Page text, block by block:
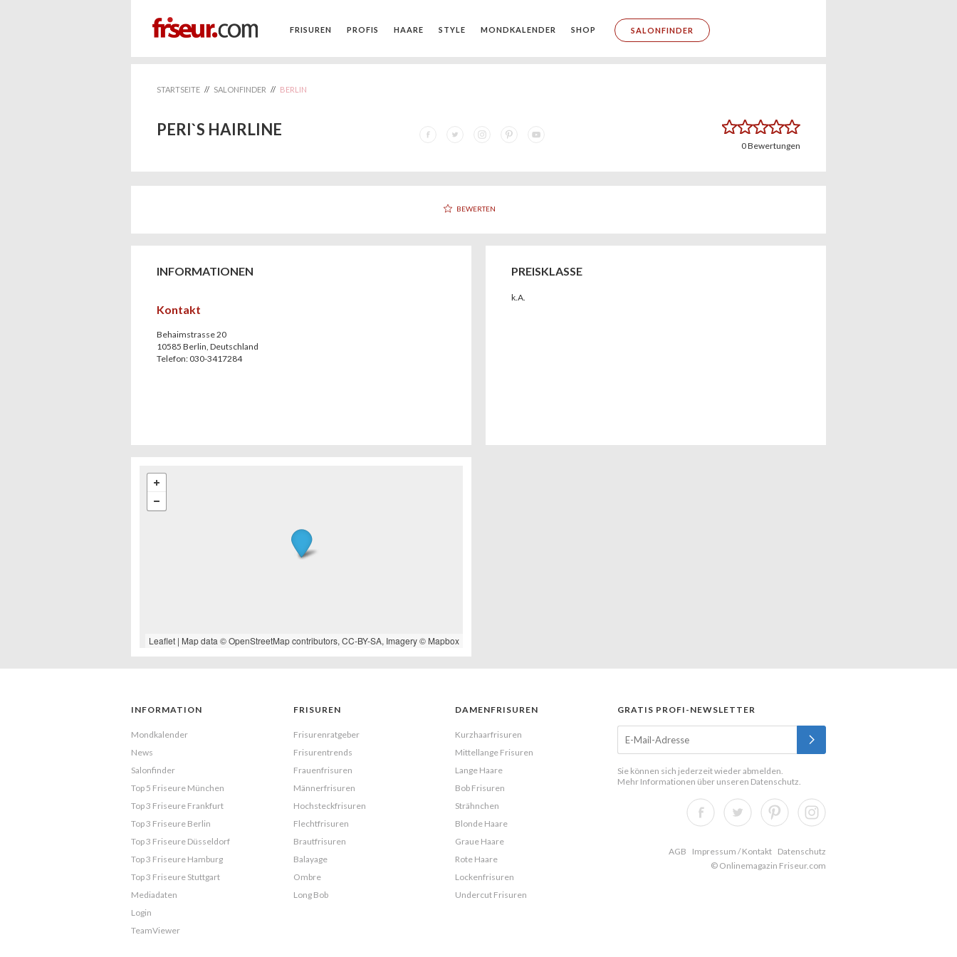
FRISUREN PROFIS HAARE STYLE MONDKALENDER SHOP SALONFINDER
STARTSEITE // SALONFINDER // BERLIN
PERI`S HAIRLINE
0Bewertungen
BEWERTEN
INFORMATIONEN
Kontakt
Behaimstrasse 20
10585 Berlin, Deutschland
Telefon: 030-3417284
PREISKLASSE
k.A.
Leaflet| Map data ©OpenStreetMapcontributors, CC-BY-SA, Imagery © Mapbox
INFORMATION
Mondkalender
News
Salonfinder
Top 5 Friseure München
Top 3 Friseure Frankfurt
Top 3 Friseure Berlin
Top 3 Friseure Düsseldorf
Top 3 Friseure Hamburg
Top 3 Friseure Stuttgart
Mediadaten
Login
TeamViewer
FRISUREN
Frisurenratgeber
Frisurentrends
Frauenfrisuren
Männerfrisuren
Hochsteckfrisuren
Flechtfrisuren
Brautfrisuren
Balayage
Ombre
Long Bob
DAMENFRISUREN
Kurzhaarfrisuren
Mittellange Frisuren
Lange Haare
Bob Frisuren
Strähnchen
Blonde Haare
Graue Haare
Rote Haare
Lockenfrisuren
Undercut Frisuren
GRATIS PROFI-NEWSLETTER
Sie können sich jederzeit wieder abmelden.
Mehr Informationen über unseren Datenschutz.
AGB Impressum / Kontakt
Datenschutz
© Onlinemagazin Friseur.com